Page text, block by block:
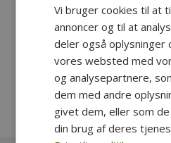
Vi bruger cookies til at
annoncer og til at
deler også oplysninger
vores websted med
og analysepartnere,
dem med andre
givet dem, eller som
din brug af deres